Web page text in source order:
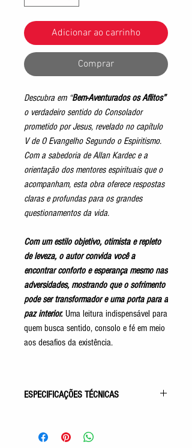
Adicionar ao carrinho
Comprar
Descubra em “Bem-Aventurados os Aflitos”
o verdadeiro sentido do Consolador
prometido por Jesus, revelado no capítulo
V de O Evangelho Segundo o Espiritismo.
Com a sabedoria de Allan Kardec e a
orientação dos mentores espirituais que o
acompanham, esta obra oferece respostas
claras e profundas para os grandes
questionamentos da vida.
Com um estilo objetivo, otimista e repleto
de leveza, o autor convida você a
encontrar conforto e esperança mesmo nas
adversidades, mostrando que o sofrimento
pode ser transformador e uma porta para a
paz interior. Uma leitura indispensável para
quem busca sentido, consolo e fé em meio
aos desafios da existência.
ESPECIFICAÇÕES TÉCNICAS
Acabamento: Capa Comum
Autor: Richard Simonetti